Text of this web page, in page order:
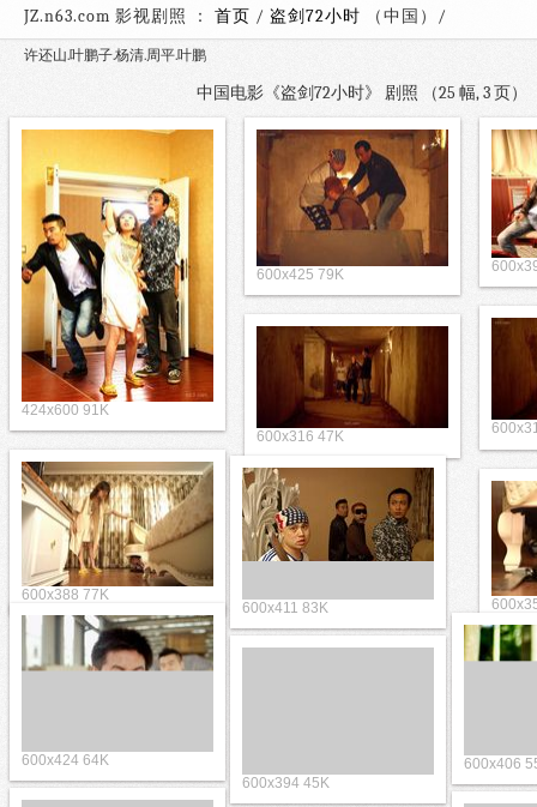
JZ.n63.com 影视剧照 ： 首页 / 盗剑72小时 （中国
许还山.叶鹏子.杨清.周平.叶鹏
中国电影《盗剑72小时》 剧照 （25 幅, 3 页
424x600 91K
600x425 79K
600x316 47K
600x388 77K
600x411 83K
600x424 64K